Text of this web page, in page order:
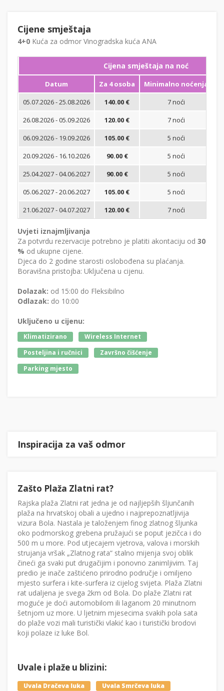
Cijene smještaja
4+0 Kuća za odmor Vinogradska kuća ANA
Cijena smještaja na noć
Datum Za 4 osoba
Minimalno noćenja
05.07.2026 - 25.08.2026
140.00 € 7 noći
26.08.2026 - 05.09.2026
120.00 € 7 noći
06.09.2026 - 19.09.2026
105.00 € 5 noći
20.09.2026 - 16.10.2026
90.00 € 5 noći
25.04.2027 - 04.06.2027
90.00 € 5 noći
05.06.2027 - 20.06.2027
105.00 € 5 noći
21.06.2027 - 04.07.2027
120.00 € 7 noći
Uvjeti iznajmljivanja
Za potvrdu rezervacije potrebno je platiti akontaciju od 30
% od ukupne cijene.
Djeca do 2 godine starosti oslobođena su plaćanja.
Boravišna pristojba: Uključena u cijenu.
Dolazak: od 15:00 do Fleksibilno
Odlazak: do 10:00
Uključeno u cijenu:
Klimatizirano
Wireless Internet
Posteljina i ručnici
Završno čišćenje
Parking mjesto
Inspiracija za vaš odmor
Zašto Plaža Zlatni rat?
Rajska plaža Zlatni rat jedna je od najljepših šljunčanih
plaža na hrvatskoj obali a ujedno i najprepoznatljivija
vizura Bola. Nastala je taloženjem finog zlatnog šljunka
oko podmorskog grebena pružajući se poput jezičca i do
500 m u more. Pod utjecajem vjetrova, valova i morskih
strujanja vršak „Zlatnog rata“ stalno mijenja svoj oblik
čineći ga svaki put drugačijim i ponovno zanimljivim. Taj
predio je inače zaštićeno prirodno područje i omiljeno
mjesto surfera i kite-surfera iz cijelog svijeta. Plaža Zlatni
rat udaljena je svega 2km od Bola. Do plaže Zlatni rat
moguće je doći automobilom ili laganom 20 minutnom
šetnjom uz more. U ljetnim mjesecima svakih pola sata
do plaže vozi mali turistički vlakić kao i turistički brodovi
koji polaze iz luke Bol.
Uvale i plaže u blizini:
Uvala Dračeva luka Uvala Smrčeva luka